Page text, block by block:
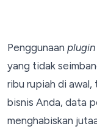
Penggunaan plugin
yang tidak
ribu rupiah di
bisnis Anda, data
menghabiskan